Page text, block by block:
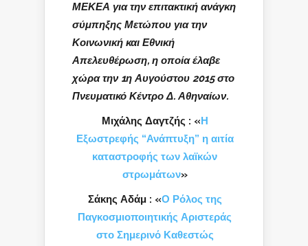
ΜΕΚΕΑ για την επιτακτική ανάγκη
σύμπηξης Μετώπου για την
Κοινωνική και Εθνική
Απελευθέρωση, η οποία έλαβε
χώρα την 1η Αυγούστου 2015 στο
Πνευματικό Κέντρο Δ. Αθηναίων.
Μιχάλης Δαγτζής : «Η
Εξωστρεφής “Ανάπτυξη” η αιτία
καταστροφής των λαϊκών
στρωμάτων»
Σάκης Αδάμ: «Ο Ρόλος της
Παγκοσμιοποιητικής Αριστεράς
στο Σημερινό Καθεστώς